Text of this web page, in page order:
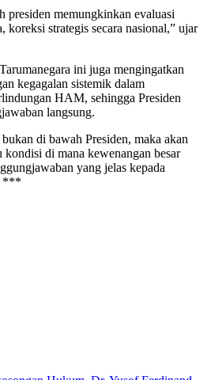
presiden memungkinkan evaluasi
koreksi strategis secara nasional,” ujar
ini juga mengingatkan
kegagalan sistemik dalam
HAM, sehingga Presiden
langsung.
di bawah Presiden, maka akan
di mana kewenangan besar
yang jelas kepada
***